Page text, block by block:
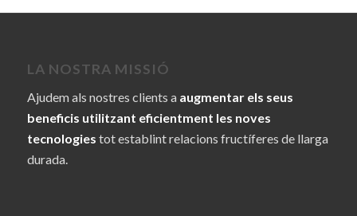
LA NOSTRA MISSIÓ
Ajudem als nostres clients a augmentar els seus
beneficis utilitzant eficientment les noves
tecnologies tot establint relacions fructíferes de llarga
durada.